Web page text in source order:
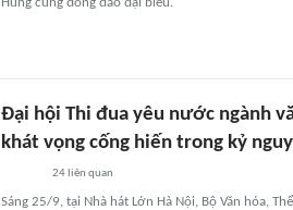
Đại hội Thi đua yêu nước ngành
khát vọng cống hiến trong kỷ
24 liên quan
Sáng 25/9, tại Nhà hát Lớn Hà Nội, Bộ Văn hóa,